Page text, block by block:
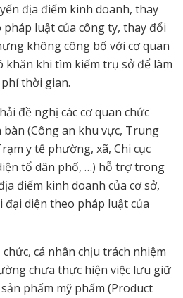
địa điểm kinh doanh, thay
luật của công ty, thay đổi
không công bố với cơ quan
khăn khi tìm kiếm trụ sở để làm
thời gian.
đề nghị các cơ quan chức
(Công an khu vực, Trung
y tế phường, xã, Chi cục
tổ dân phố, …) hỗ trợ trong
điểm kinh doanh của cơ sở,
diện theo pháp luật của
cá nhân chịu trách nhiệm
chưa thực hiện việc lưu giữ
phẩm mỹ phẩm (Product